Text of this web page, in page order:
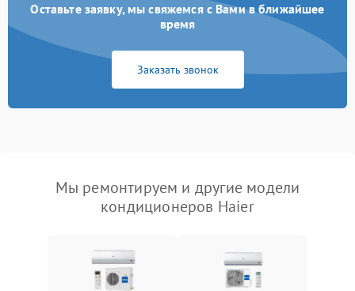
Оставьте заявку, мы свяжемся с Вами в ближайшее
время
Заказать звонок
Мы ремонтируем и другие модели
кондиционеров Haier